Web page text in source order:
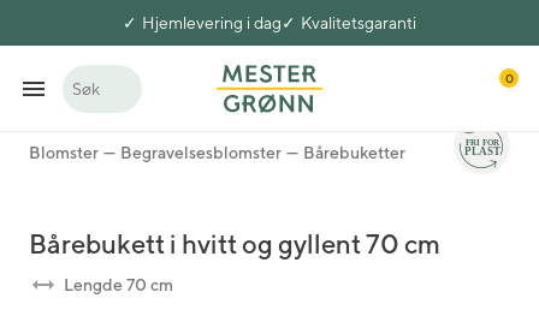
Hjemlevering i dag Kvalitetsgaranti
Søk
0
Blomster Begravelsesblomster Bårebuketter
Bårebukett i hvitt og gyllent 70 cm
Lengde 70 cm